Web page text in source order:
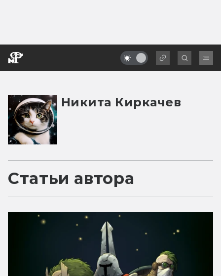
Никита Киркачев
Статьи автора